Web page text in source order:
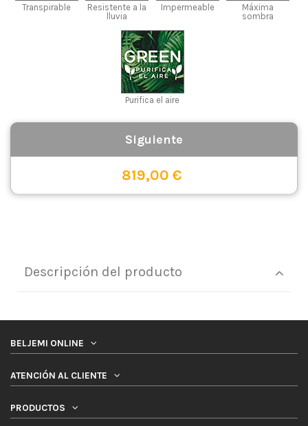
Transpirable
Resistente a la
lluvia
Impermeable
Máxima
sombra
Purifica el aire
819,00 €
Descripción del producto
BELJEMI ONLINE
ATENCIÓN AL CLIENTE
PRODUCTOS